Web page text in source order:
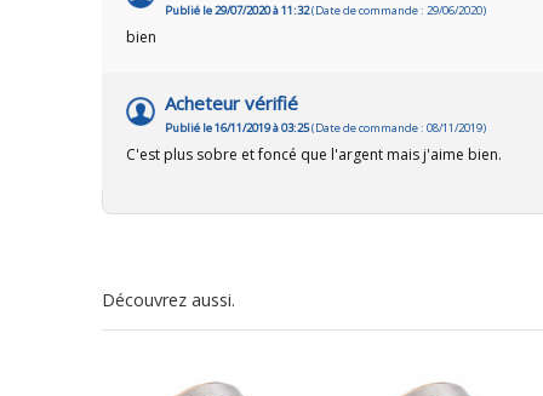
Publié le 29/07/2020 à 11:32(Date de commande : 29/06/2020)
bien
Acheteur vérifié
Publié le 16/11/2019 à 03:25(Date de commande : 08/11/2019)
C'est plus sobre et foncé que l'argent mais j'aime bien.
Découvrez aussi.